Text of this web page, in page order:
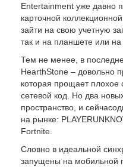
Entertainment уже давно
карточной
зайти на свою учетную
так и на планшете или на
Тем не менее, в
HearthStone – довольно
которая прощает
сетевой код. Но два
пространство, и
на рынке:
Fortnite.
Словно в идеальной
запущены на мобильной